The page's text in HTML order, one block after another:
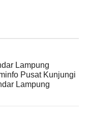
Lampung
Pusat Kunjungi
Lampung